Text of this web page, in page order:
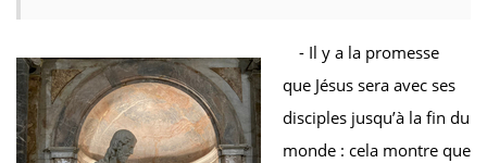
- Il y a la promesse
que Jésus sera avec ses
disciples jusqu’à la fin du
monde : cela montre que